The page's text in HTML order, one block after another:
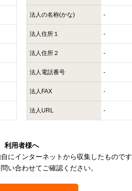
法人の名称(かな) -
法人住所１ -
法人住所２ -
法人電話番号 -
法人FAX -
法人URL -
利用者様へ
にインターネットから収集したもので
い合わせてご確認ください。